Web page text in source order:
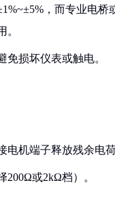
，而专业电
。
损坏仪表或触电。
机端子释放残余电荷
200Ω或2kΩ档）。